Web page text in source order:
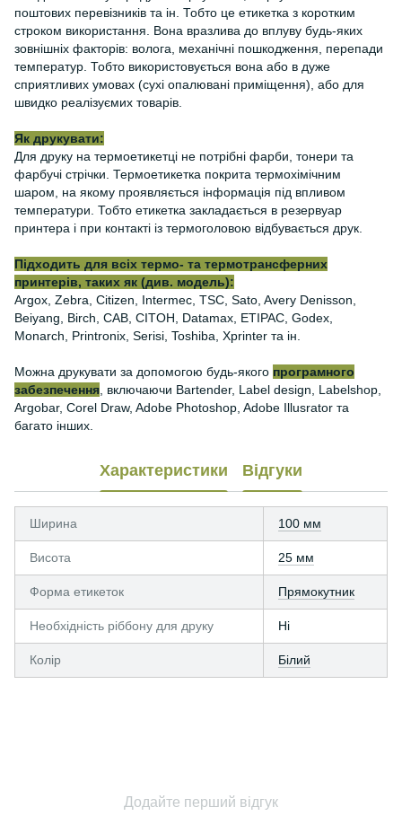
поштових перевізників та ін. Тобто це етикетка з коротким
строком використання. Вона вразлива до вплуву будь-яких
зовнішніх факторів: волога, механічні пошкодження, перепади
температур. Тобто використовується вона або в дуже
сприятливих умовах (сухі опалювані приміщення), або для
швидко реалізуємих товарів.
Як друкувати:
Для друку на термоетикетці не потрібні фарби, тонери та
фарбучі стрічки. Термоетикетка покрита термохімічним
шаром, на якому проявляється інформація під впливом
температури. Тобто етикетка закладається в резервуар
принтера і при контакті із термоголовою відбувається друк.
Підходить для всіх термо- та термотрансферних
принтерів, таких як (див. модель):
Argox, Zebra, Citizen, Intermec, TSC, Sato, Avery Denisson,
Beiyang, Birch, CAB, CITOH, Datamax, ETIPAC, Godex,
Monarch, Printronix, Serisi, Toshiba, Xprinter та ін.
Можна друкувати за допомогою будь-якого програмного
забезпечення , включаючи Bartender, Label design, Labelshop,
Argobar, Corel Draw, Adobe Photoshop, Adobe Illusrator та
багато інших.
Характеристики Відгуки
Ширина 100 мм
Висота 25 мм
Форма етикеток Прямокутник
Необхідність ріббону для друку Ні
Колір Білий
Додайте перший відгук